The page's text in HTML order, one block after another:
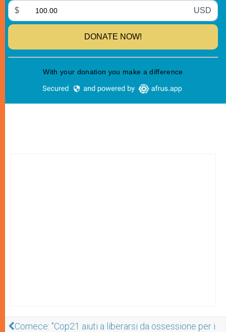
Comece: "Cop21 aiuti a liberarsi da ossessione per i